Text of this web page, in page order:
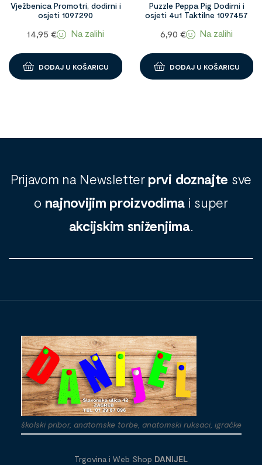
Vježbenica Promotri, dodirni i
osjeti 1097290
14,95€ Na zalihi
DODAJ U KOŠARICU
Puzzle Peppa Pig Dodirni i
osjeti 4u1 Taktilne 1097457
6,90 € Na zalihi
DODAJ U KOŠARICU
Prijavom na Newsletter prvi doznajte sve
o najnovijim proizvodima i super
akcijskim sniženjima.
školski pribor, anatomske torbe, anatomski ruksaci, igračke
Trgovina i Web Shop DANIJEL